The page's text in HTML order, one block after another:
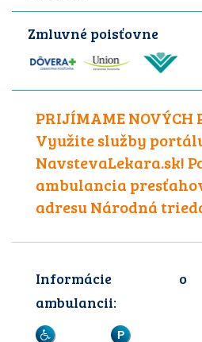
Zmluvné poisťovne
PRIJÍMAME NOVÝCH
Využite služby
NavstevaLekara.sk!
ambulancia
adresu Národná
Informácie o
ambulancii:
P